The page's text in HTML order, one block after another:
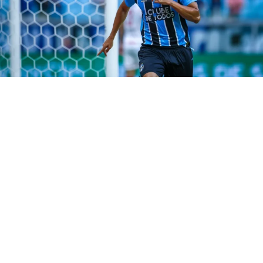
Bruno Santos.Técnico : Rafael Guanaes.
Grêmio
Weverton; Pávon (Diego Caito), Gustavo Martins,
Luís Eduardo (Wagner Leonardo) e Marlon;